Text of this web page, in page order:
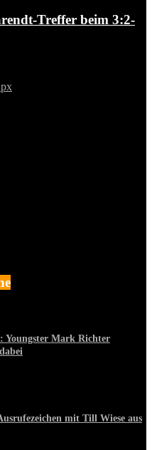
Treffer beim 3:2-
Youngster Mark Richter
mit Till Wiese aus